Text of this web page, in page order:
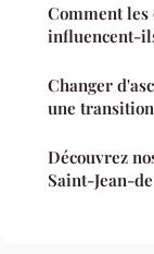
Comment
influencent-
Changer
une
Découvrez
Saint-Jean-